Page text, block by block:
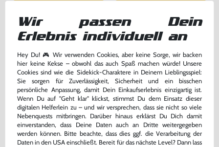
Grand Theft Auto V / GTA 5
DE Version, mit OVP, gebraucht, USK18
Minecraft
DE Version, mit OVP, gebraucht
Wir passen Dein
Erlebnis individuell an
Hey Du! 🎮 Wir verwenden Cookies, aber keine Sorge, wir backen
hier keine Kekse – obwohl das auch Spaß machen würde! Unsere
Cookies sind wie die Sidekick-Charaktere in Deinem Lieblingsspiel:
Sie sorgen für Zuverlässigkeit, Sicherheit und ein bisschen
persönliche Anpassung, damit Dein Einkaufserlebnis einzigartig ist.
Wenn Du auf "Geht klar" klickst, stimmst Du dem Einsatz dieser
digitalen Helferlein zu – und wir versprechen, dass sie nicht so viele
Nebenquests mitbringen. Darüber hinaus erklärst Du Dich damit
einverstanden, dass Deine Daten auch an Dritte weitergegeben
werden können. Bitte beachte, dass dies ggf. die Verarbeitung der
Daten in den USA einschließt. Bereit für das nächste Level? Dann lass